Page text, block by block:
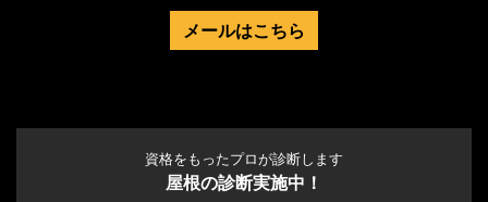
メールはこちら
資格をもったプロが診断します
屋根の診断実施中！